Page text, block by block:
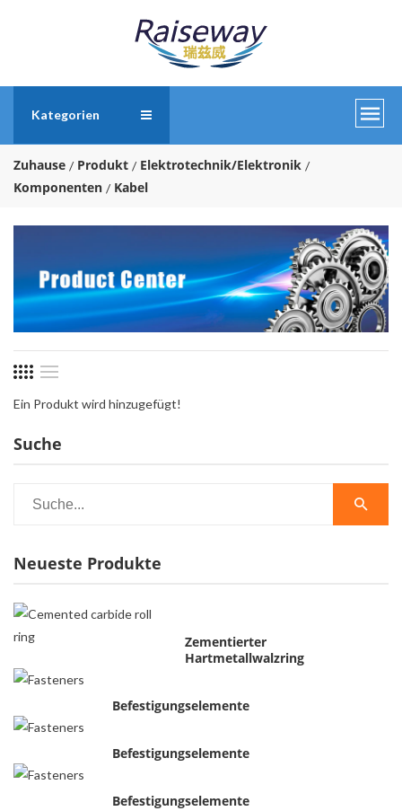
Kategorien
Zuhause Produkt
Elektrotechnik/Elektronik
Komponenten
Kabel
Suche
Neueste Produkte
Zementierter
Hartmetallwalzring
Befestigungselemente
Befestigungselemente
Befestigungselemente
Ein Produkt wird hinzugefügt!